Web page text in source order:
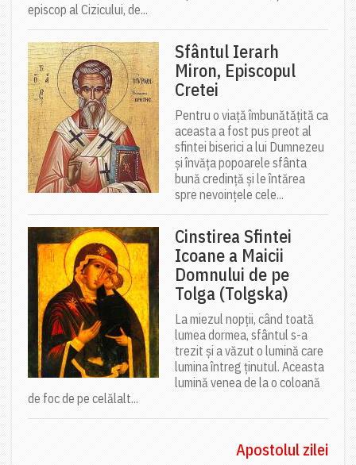
episcop al Cizicului, de...
Sfântul Ierarh
Miron, Episcopul
Cretei
Pentru o viață îmbunătățită ca
aceasta a fost pus preot al
sfintei biserici a lui Dumnezeu
și învăța popoarele sfânta
bună credință și le întărea
spre nevoințele cele...
Cinstirea Sfintei
Icoane a Maicii
Domnului de pe
Tolga (Tolgska)
La miezul nopții, când toată
lumea dormea, sfântul s-a
trezit și a văzut o lumină care
lumina întreg ținutul. Aceasta
lumină venea de la o coloană
de foc de pe celălalt...
Apostolul zilei